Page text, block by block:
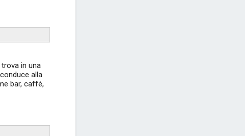
in una
alla
bar, caffè,